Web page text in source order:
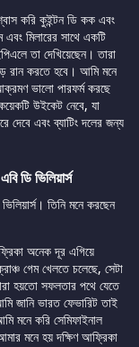
করি কুইন্টন ডি কক এবং
এবং মিলারের সাথে একটি
তা দেখিয়েছেন। তারা
রান করতে হবে। আমি মনে
ভালো পারফর্ম করছে
উইকেট নেবে, যা
দেবে এবং ব্যাটিং দলের জন্য
ডি ভিলিয়ার্স
তিনি মনে করছেন
অনেক দূর এগিয়ে
গেম খেলতে চলেছে, সেটা
হয়তো সফলতার পথে যেতে
জানি ভারত ফেভারিট তাই
মনে করি সেমিফাইনাল
মনে হয় দক্ষিণ আফ্রিকা